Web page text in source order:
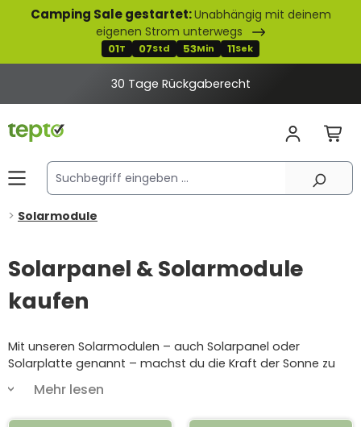
springen
Camping Sale gestartet:Unabhängig mit deinem
eigenen Strom unterwegs
01T 07Std 53Min 10Sek
30 Tage Rückgaberecht
Solarmodule
Solarpanel & Solarmodule
kaufen
Mit unseren Solarmodulen – auch Solarpanel oder
Solarplatte genannt – machst du die Kraft der Sonne zu
deiner eigenen Stromversorgung – ob auf dem Hausdach,
dem Balkon, im Garten oder unterwegs im Wohnmobil.
Mehr lesen